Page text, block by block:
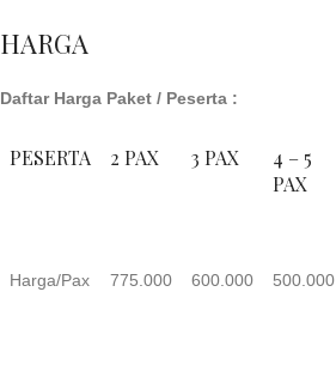
HARGA
Daftar Harga Paket / Peserta :
PESERTA 2 PAX 3 PAX
4 – 5
PAX
Harga/Pax 775.000 600.000 500.000